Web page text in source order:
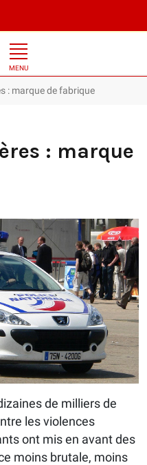
MENU
: marque de fabrique
: marque
de milliers de
les violences
ont mis en avant des
moins brutale, moins